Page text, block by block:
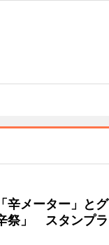
辛メーター」とグ
祭」 スタンプラ